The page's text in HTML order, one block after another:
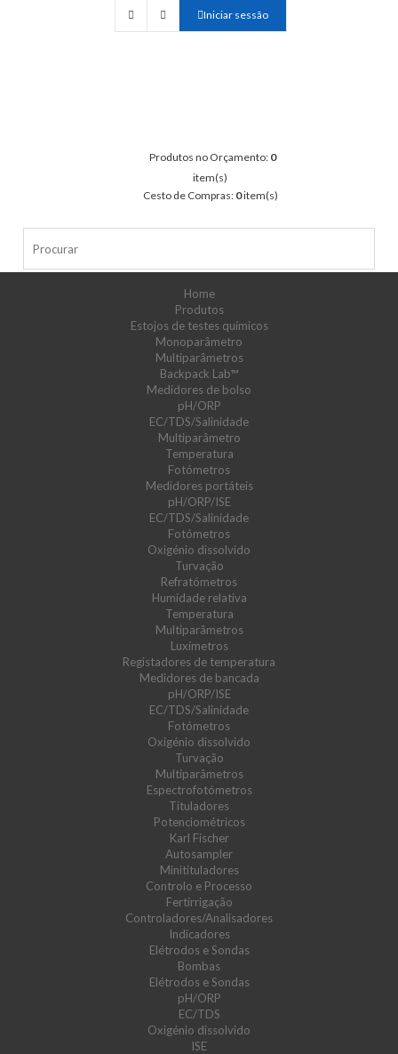
Iniciar sessão
Produtos no Orçamento: 0
item(s)
Cesto de Compras: 0item(s)
Home
Produtos
Estojos de testes químicos
Monoparâmetro
Multiparâmetros
Backpack Lab™
Medidores de bolso
pH/ORP
EC/TDS/Salinidade
Multiparâmetro
Temperatura
Fotómetros
Medidores portáteis
pH/ORP/ISE
EC/TDS/Salinidade
Fotómetros
Oxigénio dissolvido
Turvação
Refratómetros
Humidade relativa
Temperatura
Multiparâmetros
Luxímetros
Registadores de temperatura
Medidores de bancada
pH/ORP/ISE
EC/TDS/Salinidade
Fotómetros
Oxigénio dissolvido
Turvação
Multiparâmetros
Espectrofotómetros
Tituladores
Potenciométricos
Karl Fischer
Autosampler
Minitituladores
Controlo e Processo
Fertirrigação
Controladores/Analisadores
Indicadores
Elétrodos e Sondas
Bombas
Elétrodos e Sondas
pH/ORP
EC/TDS
Oxigénio dissolvido
ISE